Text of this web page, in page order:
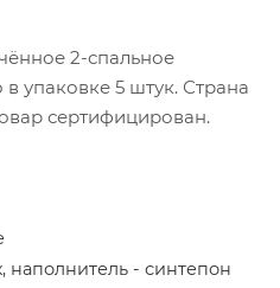
2-спальное
в упаковке 5 штук. Страна
сертифицирован.
наполнитель - синтепон